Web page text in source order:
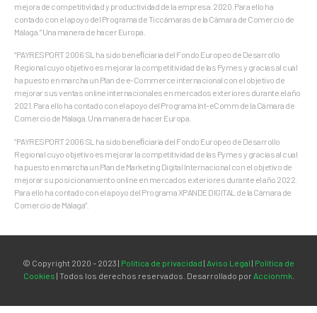
mejora de competitividad y productividad de la empresa. 2020. Para ello ha
contado con el apoyo del Programa de Ticcámaras de la Cámara de Comercio de
Málaga.” Una manera de hacer Europa.
“PAYRESPORT 2006 SL ha sido beneﬁciaria del Fondo Europeo de Desarrollo
Regional cuyo objetivo es mejorar la competitividad de las Pymes y gracias al cual
ha puesto en marcha un Plan de e-Commerce internacional con el objetivo de
mejorar sus ventas online internacionales en mercados exteriores durante el año
2021. Para ello ha contado con el apoyo del Programa Int-eComm de la Cámara de
Comercio de Málaga. Una manera de hacer Europa.
“PAYRESPORT 2006 SL ha sido beneﬁciaria del Fondo Europeo de Desarrollo
Regional cuyo objetivo es mejorar la competitividad de las Pymes y gracias al cual
ha puesto en marcha un Plan de Marketing Digital Internacional con el objetivo de
mejorar su posicionamiento online en mercados exteriores durante el año 2022.
Para ello ha contado con el apoyo del Programa XPANDE DIGITAL de la Cámara de
Comercio de Málaga”.
© Copyright 2020 – 2023 | Política de privacidad | Aviso Legal | Política de
Cookies | Todos los derechos reservados. Desarrollado por Accionmk.